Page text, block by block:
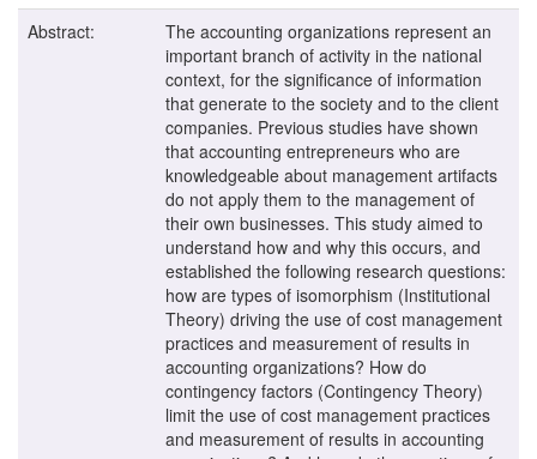
Abstract:
The accounting organizations represent an
important branch of activity in the national
context, for the significance of information
that generate to the society and to the client
companies. Previous studies have shown
that accounting entrepreneurs who are
knowledgeable about management artifacts
do not apply them to the management of
their own businesses. This study aimed to
understand how and why this occurs, and
established the following research questions:
how are types of isomorphism (Institutional
Theory) driving the use of cost management
practices and measurement of results in
accounting organizations? How do
contingency factors (Contingency Theory)
limit the use of cost management practices
and measurement of results in accounting